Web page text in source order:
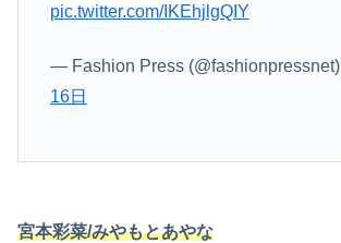
pic.twitter.com/IKEhjlgQIY
— Fashion Press (@fashionpressnet)
16日
宮本彩菜/みやもとあやな